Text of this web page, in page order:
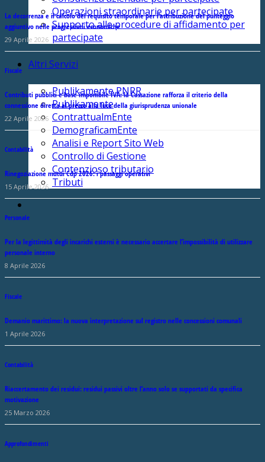
Operazioni straordinarie per partecipate
Supporto alle procedure di affidamento per
partecipate
Altri Servizi
Publikamente PNRR
Publikamente
ContrattualmEnte
DemograficamEnte
Analisi e Report Sito Web
Controllo di Gestione
Contenzioso tributario
Tributi
La decorrenza e il calcolo del requisito temporale per l’attribuzione del punteggio
aggiuntivo nelle progressioni economiche
29 Aprile 2026
Fiscale
Contributi pubblici e base imponibile IVA: la Cassazione rafforza il criterio della
connessione diretta al prezzo alla luce della giurisprudenza unionale
22 Aprile 2026
Contabilità
Rinegoziazione mutui Cdp 2026: i passaggi operativi
15 Aprile 2026
Personale
Per la legittimità degli incarichi esterni è necessario accertare l’impossibilità di utilizzare
personale interno
8 Aprile 2026
Fiscale
Demanio marittimo: la nuova interpretazione sul registro nelle concessioni comunali
1 Aprile 2026
Contabilità
Riaccertamento dei residui: residui passivi oltre l’anno solo se supportati da specifica
motivazione
25 Marzo 2026
Approfondimenti